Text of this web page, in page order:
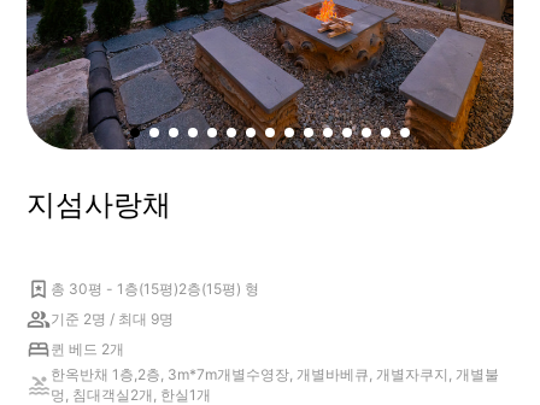
지섬사랑채
총 30평 - 1층(15평)2층(15평) 형
기준 2명 / 최대 9명
퀸 베드 2개
한옥반채 1층,2층, 3m*7m개별수영장, 개별바베큐, 개별자쿠지, 개별불
멍, 침대객실2개, 한실1개